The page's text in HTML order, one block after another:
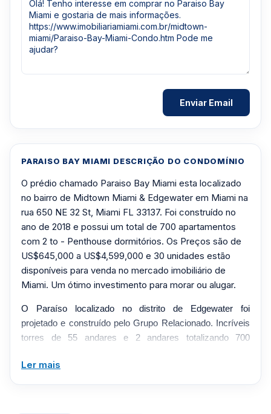
PARAISO BAY MIAMI DESCRIÇÃO DO CONDOMÍNIO
O prédio chamado Paraiso Bay Miami esta localizado
no bairro de Midtown Miami & Edgewater em Miami na
rua 650 NE 32 St, Miami FL 33137. Foi construído no
ano de 2018 e possui um total de 700 apartamentos
com 2 to - Penthouse dormitórios. Os Preços são de
US$645,000 a US$4,599,000 e 30 unidades estão
disponíveis para venda no mercado imobiliário de
Miami. Um ótimo investimento para morar ou alugar.
O Paraíso localizado no distrito de Edgewater foi
projetado e construído pelo Grupo Relacionado. Incríveis
torres de 55 andares e 2 andares totalizando 700
complexo que incluirá um novo parque entre as torres e a
Ler mais